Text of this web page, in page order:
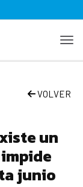
VOLVER
un
junio